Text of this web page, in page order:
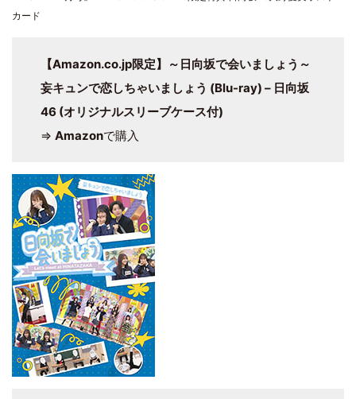
カード
【Amazon.co.jp限定】～日向坂で会いましょう～
妄キュンで恋しちゃいましょう (Blu-ray) – 日向坂
46 (オリジナルスリーブケース付)
⇒ Amazonで購入